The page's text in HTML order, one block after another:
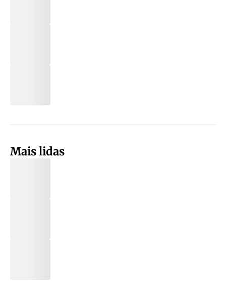
Mais lidas